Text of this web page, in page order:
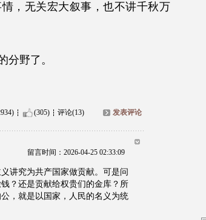
，无关宏大叙事，也不讲千秋万
分野了。
(305) 评论(13) 发表评论
留言时间：2026-04-25 02:33:09
讲究为共产国家做贡献。可是问
？还是贡献给权贵们的金库？所
，就是以国家，人民的名义为统